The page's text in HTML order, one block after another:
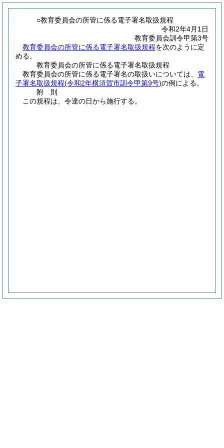
○教育委員会の所管に係る電子署名取扱規程
令和2年4月1日
教育委員会訓令甲第3号
教育委員会の所管に係る電子署名取扱規程を次のように定
める。
教育委員会の所管に係る電子署名取扱規程
教育委員会の所管に係る電子署名の取扱いについては、 電
子署名取扱規程(令和2年横須賀市訓令甲第9号)の例による。
附 則
この規程は、令達の日から施行する。